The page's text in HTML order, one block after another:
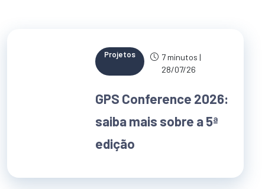
Projetos
7 minutos |
28/07/26
GPS Conference 2026:
saiba mais sobre a 5ª
edição